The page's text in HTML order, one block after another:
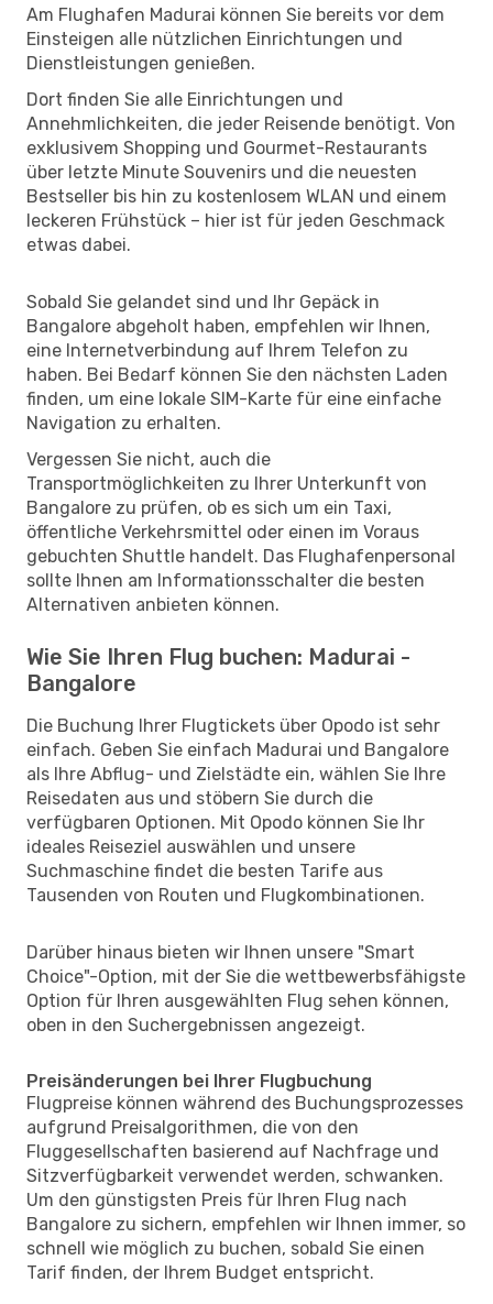
Am Flughafen Madurai können Sie bereits vor dem
Einsteigen alle nützlichen Einrichtungen und
Dienstleistungen genießen.
Dort finden Sie alle Einrichtungen und
Annehmlichkeiten, die jeder Reisende benötigt. Von
exklusivem Shopping und Gourmet-Restaurants
über letzte Minute Souvenirs und die neuesten
Bestseller bis hin zu kostenlosem WLAN und einem
leckeren Frühstück – hier ist für jeden Geschmack
etwas dabei.
Sobald Sie gelandet sind und Ihr Gepäck in
Bangalore abgeholt haben, empfehlen wir Ihnen,
eine Internetverbindung auf Ihrem Telefon zu
haben. Bei Bedarf können Sie den nächsten Laden
finden, um eine lokale SIM-Karte für eine einfache
Navigation zu erhalten.
Vergessen Sie nicht, auch die
Transportmöglichkeiten zu Ihrer Unterkunft von
Bangalore zu prüfen, ob es sich um ein Taxi,
öffentliche Verkehrsmittel oder einen im Voraus
gebuchten Shuttle handelt. Das Flughafenpersonal
sollte Ihnen am Informationsschalter die besten
Alternativen anbieten können.
Wie Sie Ihren Flug buchen: Madurai -
Bangalore
Die Buchung Ihrer Flugtickets über Opodo ist sehr
einfach. Geben Sie einfach Madurai und Bangalore
als Ihre Abflug- und Zielstädte ein, wählen Sie Ihre
Reisedaten aus und stöbern Sie durch die
verfügbaren Optionen. Mit Opodo können Sie Ihr
ideales Reiseziel auswählen und unsere
Suchmaschine findet die besten Tarife aus
Tausenden von Routen und Flugkombinationen.
Darüber hinaus bieten wir Ihnen unsere "Smart
Choice"-Option, mit der Sie die wettbewerbsfähigste
Option für Ihren ausgewählten Flug sehen können,
oben in den Suchergebnissen angezeigt.
Preisänderungen bei Ihrer Flugbuchung
Flugpreise können während des Buchungsprozesses
aufgrund Preisalgorithmen, die von den
Fluggesellschaften basierend auf Nachfrage und
Sitzverfügbarkeit verwendet werden, schwanken.
Um den günstigsten Preis für Ihren Flug nach
Bangalore zu sichern, empfehlen wir Ihnen immer, so
schnell wie möglich zu buchen, sobald Sie einen
Tarif finden, der Ihrem Budget entspricht.